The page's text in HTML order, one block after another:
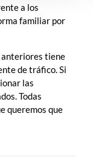
a los
familiar por
anteriores tiene
de tráfico. Si
las
Todas
queremos que